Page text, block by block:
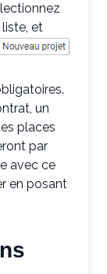
et
un
places
par
avec ce
en posant